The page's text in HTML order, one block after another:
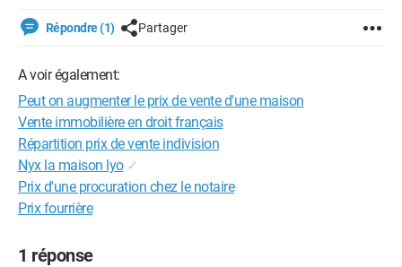
Répondre (1) Partager
A voir également:
Peut on augmenter le prix de vente d'une maison
Vente immobilière en droit français
Répartition prix de vente indivision
Nyx la maison lyo ✓
Prix d'une procuration chez le notaire
Prix fourrière
1 réponse